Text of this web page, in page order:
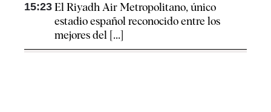
15:23 El Riyadh Air Metropolitano, único
estadio español reconocido entre los
mejores del [...]